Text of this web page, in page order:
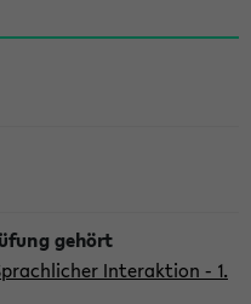
Interaktion - 1.